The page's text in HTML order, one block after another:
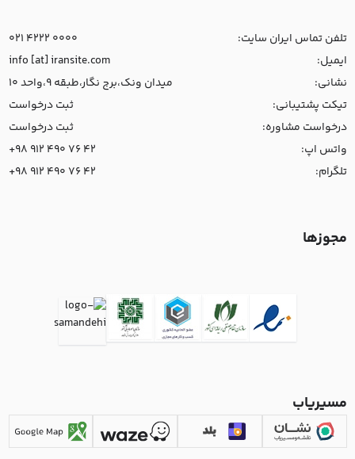
تلفن تماس ایران سایت:
021 4222 0000
ایمیل:
info [at] iransite.com
نشانی:
میدان ونک،برج نگار،طبقه 9،واحد 10
تیکت پشتیبانی:
ثبت درخواست
درخواست مشاوره:
ثبت درخواست
واتس اپ:
+98 912 490 76 42
تلگرام:
+98 912 490 76 42
مجوزها
مسیریاب